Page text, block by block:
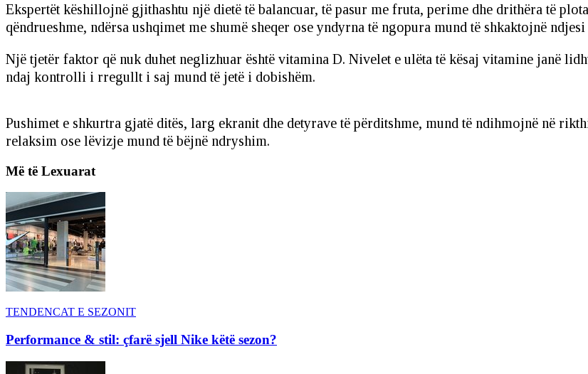
Ekspertët këshillojnë gjithashtu një dietë të balancuar, të pasur me fruta, perime dhe drithëra të
qëndrueshme, ndërsa ushqimet me shumë sheqer ose yndyrna të ngopura mund të shkaktojnë
Një tjetër faktor që nuk duhet neglizhuar është vitamina D. Nivelet e ulëta të kësaj vitamine janë
ndaj kontrolli i rregullt i saj mund të jetë i dobishëm.
Pushimet e shkurtra gjatë ditës, larg ekranit dhe detyrave të përditshme, mund të ndihmojnë në
relaksim ose lëvizje mund të bëjnë ndryshim.
Më të Lexuarat
TENDENCAT E SEZONIT
Performance & stil: çfarë sjell Nike këtë sezon?